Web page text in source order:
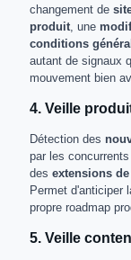
changement de
produit , une
conditions
autant de signaux
mouvement bien
4. Veille
Détection des
par les
des extensions
Permet d'anticiper
propre roadmap
5. Veille